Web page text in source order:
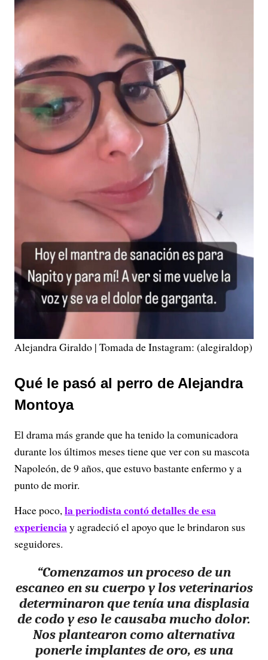
Alejandra Giraldo | Tomada de Instagram: (alegiraldop)
Qué le pasó al perro de Alejandra
Montoya
El drama más grande que ha tenido la comunicadora
durante los últimos meses tiene que ver con su mascota
Napoleón, de 9 años, que estuvo bastante enfermo y a
punto de morir.
Hace poco,la periodista contó detalles de esa
experienciay agradeció el apoyo que le brindaron sus
seguidores.
“Comenzamos un proceso de un
escaneo en su cuerpo y los veterinarios
determinaron que tenía una displasia
de codo y eso le causaba mucho dolor.
Nos plantearon como alternativa
ponerle implantes de oro, es una